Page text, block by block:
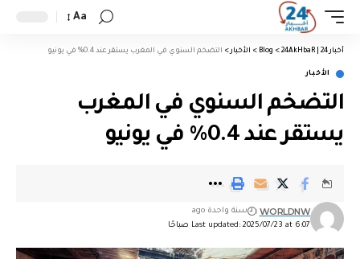
Aa
أخبار 24 | 24AkHbaR >
Blog
> الأخبار > التضخم السنوي في المغرب يستقر عند 0.4% في يونيو
الأخبار
التضخم السنوي في المغرب
يستقر عند 0.4% في يونيو
Last updated: 2025/07/23 at 6:07 صباحًا
WORLDNW سنة واحدة ago